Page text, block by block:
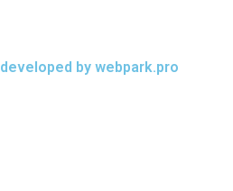
by webpark.pro